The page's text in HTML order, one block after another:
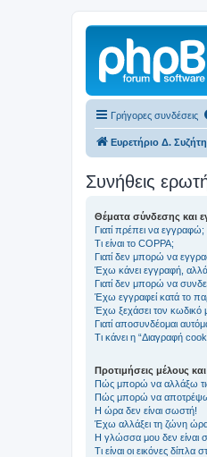
Γρήγορες συνδέσεις
Ευρετήριο Δ.
Συνήθεις
Θέματα σύνδεσης και
Γιατί πρέπει να εγγραφώ;
Τι είναι το COPPA;
Γιατί δεν μπορώ να
Έχω κάνει εγγραφή,
Γιατί δεν μπορώ να
Έχω εγγραφεί κατά το
Έχω ξεχάσει τον κωδικό
Γιατί αποσυνδέομαι
Τι κάνει η “Διαγραφή
Προτιμήσεις μέλους και
Πώς μπορώ να αλλάξω
Πώς μπορώ να αποτρέψω
Η ώρα δεν είναι σωστή!
Έχω αλλάξει τη ζώνη
Η γλώσσα μου δεν είναι
Τι είναι οι εικόνες